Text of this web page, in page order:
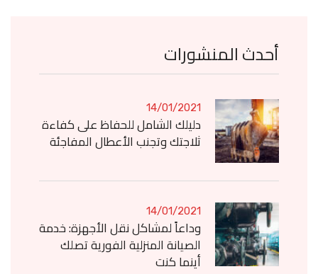
أحدث المنشورات
14/01/2021
دليلك الشامل للحفاظ على كفاءة
ثلاجتك وتجنب الأعطال المفاجئة
14/01/2021
وداعاً لمشاكل نقل الأجهزة: خدمة
الصيانة المنزلية الفورية تصلك
أينما كنت